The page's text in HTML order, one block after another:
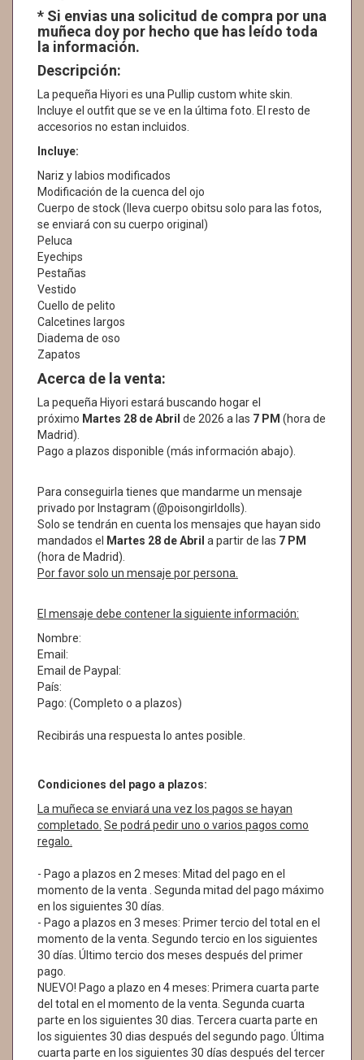
* Si envias una solicitud de compra por una
muñeca doy por hecho que has leído toda
la información.
Descripción:
La pequeña Hiyori es una Pullip custom white skin.
Incluye el outfit que se ve en la última foto. El resto de
accesorios no estan incluidos.
Incluye:
Nariz y labios modificados
Modificación de la cuenca del ojo
Cuerpo de stock (lleva cuerpo obitsu solo para las fotos,
se enviará con su cuerpo original)
Peluca
Eyechips
Pestañas
Vestido
Cuello de pelito
Calcetines largos
Diadema de oso
Zapatos
Acerca de la venta:
La pequeña Hiyori estará buscando hogar el
próximo Martes 28 de Abril de 2026 a las 7 PM (hora de
Madrid).
Pago a plazos disponible (más información abajo).
Para conseguirla tienes que mandarme un mensaje
privado por Instagram (@poisongirldolls).
Solo se tendrán en cuenta los mensajes que hayan sido
mandados el
Martes 28 de Abril a partir de las 7 PM
(hora de Madrid).
Por favor solo un mensaje por persona.
El mensaje debe contener la siguiente información:
Nombre:
Email:
Email de Paypal:
País:
Pago: (Completo o a plazos)
Recibirás una respuesta lo antes posible.
Condiciones del pago a plazos:
La muñeca se enviará una vez los pagos se hayan
completado. Se podrá pedir uno o varios pagos como
regalo.
- Pago a plazos en 2 meses: Mitad del pago en el
momento de la venta . Segunda mitad del pago máximo
en los siguientes 30 días.
- Pago a plazos en 3 meses: Primer tercio del total en el
momento de la venta. Segundo tercio en los siguientes
30 días. Último tercio dos meses después del primer
pago.
NUEVO! Pago a plazo en 4 meses: Primera cuarta parte
del total en el momento de la venta. Segunda cuarta
parte en los siguientes 30 dias. Tercera cuarta parte en
los siguientes 30 dias después del segundo pago. Última
cuarta parte en los siguientes 30 días después del tercer